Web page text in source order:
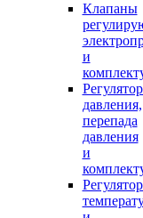
Клапаны
и
давления,
перепада
давления
и